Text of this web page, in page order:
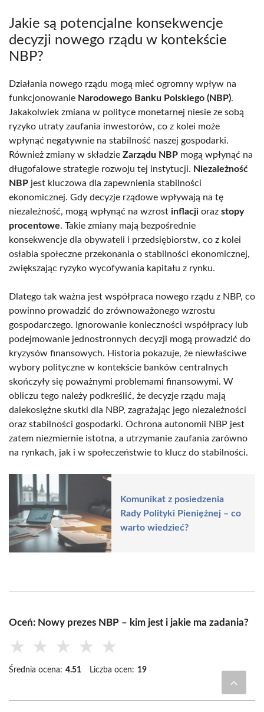
Jakie są potencjalne konsekwencje
decyzji nowego rządu w kontekście
NBP?
Działania nowego rządu mogą mieć ogromny wpływ na
funkcjonowanie Narodowego Banku Polskiego (NBP).
Jakakolwiek zmiana w polityce monetarnej niesie ze sobą
ryzyko utraty zaufania inwestorów, co z kolei może
wpłynąć negatywnie na stabilność naszej gospodarki.
Również zmiany w składzie Zarządu NBP mogą wpłynąć na
długofalowe strategie rozwoju tej instytucji. Niezależność
NBP jest kluczowa dla zapewnienia stabilności
ekonomicznej. Gdy decyzje rządowe wpływają na tę
niezależność, mogą wpłynąć na wzrost inflacji oraz stopy
procentowe. Takie zmiany mają bezpośrednie
konsekwencje dla obywateli i przedsiębiorstw, co z kolei
osłabia społeczne przekonania o stabilności ekonomicznej,
zwiększając ryzyko wycofywania kapitału z rynku.
Dlatego tak ważna jest współpraca nowego rządu z NBP, co
powinno prowadzić do zrównoważonego wzrostu
gospodarczego. Ignorowanie konieczności współpracy lub
podejmowanie jednostronnych decyzji mogą prowadzić do
kryzysów finansowych. Historia pokazuje, że niewłaściwe
wybory polityczne w kontekście banków centralnych
skończyły się poważnymi problemami finansowymi. W
obliczu tego należy podkreślić, że decyzje rządu mają
dalekosiężne skutki dla NBP, zagrażając jego niezależności
oraz stabilności gospodarki. Ochrona autonomii NBP jest
zatem niezmiernie istotna, a utrzymanie zaufania zarówno
na rynkach, jak i w społeczeństwie to klucz do stabilności.
Komunikat z posiedzenia
Rady Polityki Pieniężnej – co
warto wiedzieć?
Oceń: Nowy prezes NBP – kim jest i jakie ma zadania?
★ ★ ★ ★ ★
Średnia ocena: 4.51 Liczba ocen: 19